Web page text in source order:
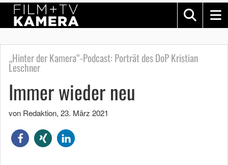
„Hinter der Kamera“-Podcast: Porträt des DoP Kristian
Leschner
Immer wieder neu
von Redaktion, 23. März 2021